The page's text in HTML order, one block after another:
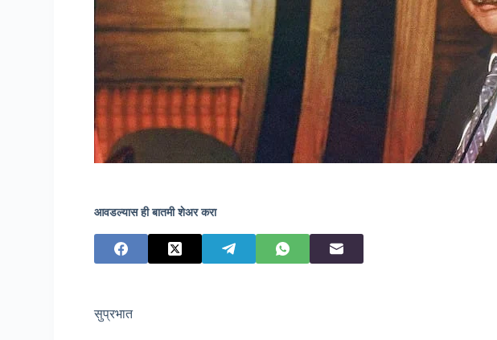
आवडल्यास ही बातमी शेअर करा
सुप्रभात